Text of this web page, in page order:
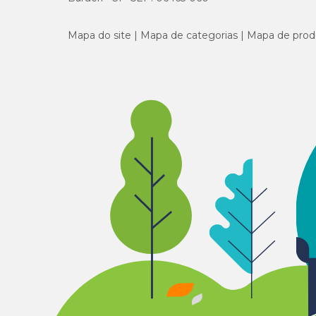
Mapa do site Mapa de categorias Mapa de